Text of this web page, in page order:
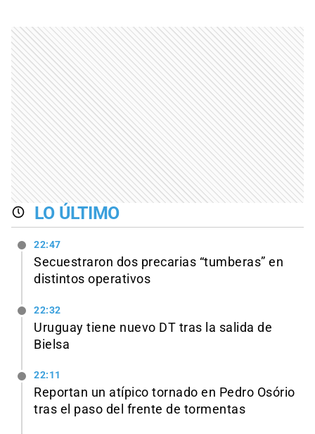
LO ÚLTIMO
22:47
Secuestraron dos precarias “tumberas” en
distintos operativos
22:32
Uruguay tiene nuevo DT tras la salida de
Bielsa
22:11
Reportan un atípico tornado en Pedro Osório
tras el paso del frente de tormentas